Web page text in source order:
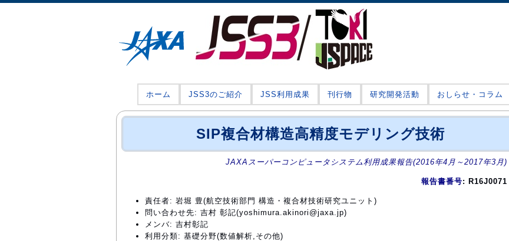
ホーム JSS3のご紹介 JSS利用成果 刊行物 研究開発活動 おしらせ・コラム
SIP複合材構造高精度モデリング技術
JAXAスーパーコンピュータシステム利用成果報告(2016年4月～2017年3月)
報告書番号: R16J0071
責任者: 岩堀 豊(航空技術部門 構造・複合材技術研究ユニット)
問い合わせ先: 吉村 彰記(yoshimura.akinori@jaxa.jp)
メンバ: 吉村彰記
利用分類: 基礎分野(数値解析,その他)